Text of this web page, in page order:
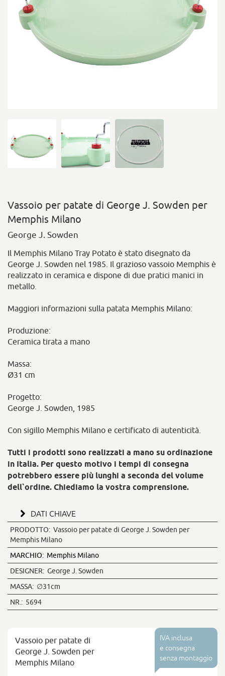
Vassoio per patate di George J. Sowden per
Memphis Milano
George J. Sowden
Il Memphis Milano Tray Potato è stato disegnato da
George J. Sowden nel 1985. Il grazioso vassoio Memphis è
realizzato in ceramica e dispone di due pratici manici in
metallo.
Maggiori informazioni sulla patata Memphis Milano:
Produzione:
Ceramica tirata a mano
Massa:
Ø31 cm
Progetto:
George J. Sowden, 1985
Con sigillo Memphis Milano e certificato di autenticità.
Tutti i prodotti sono realizzati a mano su ordinazione
in Italia. Per questo motivo i tempi di consegna
potrebbero essere più lunghi a seconda del volume
dell`ordine. Chiediamo la vostra comprensione.
DATI CHIAVE
PRODOTTO: Vassoio per patate di George J. Sowden per
Memphis Milano
MARCHIO: Memphis Milano
DESIGNER: George J. Sowden
MASSA: ∅31cm
NR.: 5694
IVA inclusa
e consegna
senza montaggio
Vassoio per patate di
George J. Sowden per
Memphis Milano